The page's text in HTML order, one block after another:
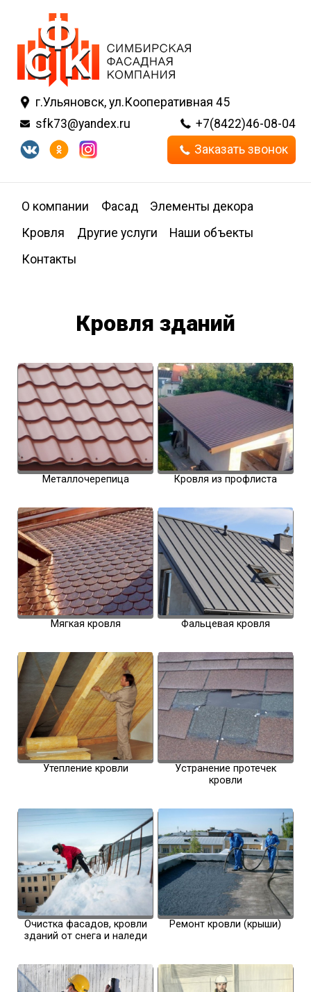
г.Ульяновск, ул.Кооперативная 45
sfk73@yandex.ru
+7(8422)46-08-04
Заказать звонок
О компании Фасад
Элементы декора
Кровля
Другие услуги
Наши объекты
Контакты
Кровля зданий
Металлочерепица Кровля из профлиста
Мягкая кровля Фальцевая кровля
Утепление кровли
Устранение протечек
кровли
Очистка фасадов, кровли
зданий от снега и наледи
Ремонт кровли (крыши)